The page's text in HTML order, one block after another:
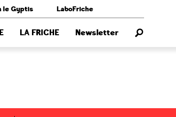
le Gyptis LaboFriche
LA FRICHE Newsletter